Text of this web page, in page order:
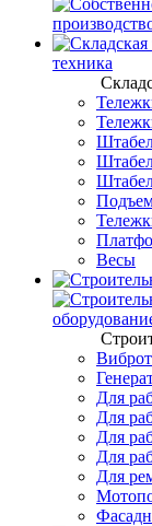
техника
Весы
Для
Для
Для
Для
Для